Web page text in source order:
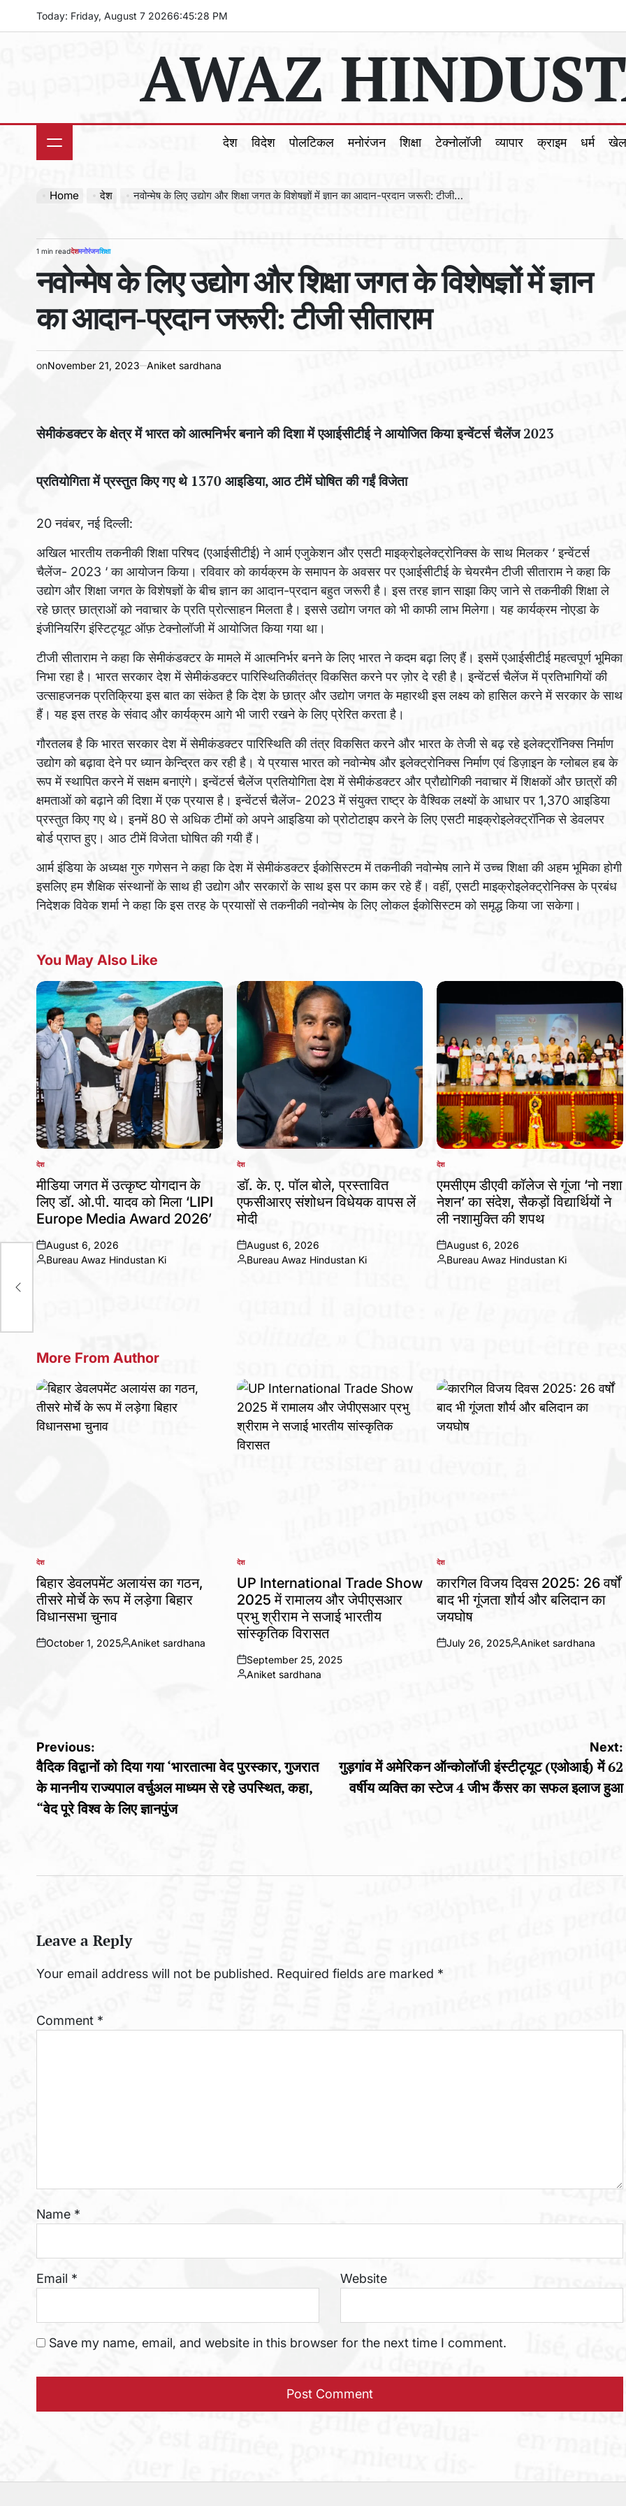
Today: Friday, August 7 20266:45:29 PM
AWAZ
देश विदेश पोलटिकल मनोरंजन शिक्षा टेक्नोलॉजी व्यापार क्राइम धर्म खेल
Home देश नवोन्मेष के लिए उद्योग और शिक्षा जगत के विशेषज्ञों में ज्ञान का आदान-प्रदान जरूरी: टीजी सीताराम
Estimated
time
1 min readPOSTED
देशमनोरंजनशिक्षा
नवोन्मेष के लिए उद्योग और शिक्षा जगत के विशेषज्ञों में ज्ञान
का आदान-प्रदान जरूरी: टीजी सीताराम
onNovember 21, 2023 Aniket sardhana
सेमीकंडक्टर के क्षेत्र में भारत को आत्मनिर्भर बनाने की दिशा में एआईसीटीई ने आयोजित किया इन्वेंटर्स चैलेंज 2023
प्रतियोगिता में प्रस्तुत किए गए थे 1370 आइडिया, आठ टीमें घोषित की गईं विजेता
20 नवंबर, नई दिल्ली:
अखिल भारतीय तकनीकी शिक्षा परिषद (एआईसीटीई) ने आर्म एजुकेशन और एसटी माइक्रोइलेक्ट्रोनिक्स के साथ मिलकर ‘ इन्वेंटर्स
चैलेंज- 2023 ‘ का आयोजन किया। रविवार को कार्यक्रम के समापन के अवसर पर एआईसीटीई के चेयरमैन टीजी सीताराम ने कहा कि
उद्योग और शिक्षा जगत के विशेषज्ञों के बीच ज्ञान का आदान-प्रदान बहुत जरूरी है। इस तरह ज्ञान साझा किए जाने से तकनीकी शिक्षा ले
रहे छात्र छात्राओं को नवाचार के प्रति प्रोत्साहन मिलता है। इससे उद्योग जगत को भी काफी लाभ मिलेगा। यह कार्यक्रम नोएडा के
इंजीनियरिंग इंस्टिट्यूट ऑफ़ टेक्नोलॉजी में आयोजित किया गया था।
टीजी सीताराम ने कहा कि सेमीकंडक्टर के मामले में आत्मनिर्भर बनने के लिए भारत ने कदम बढ़ा लिए हैं। इसमें एआईसीटीई महत्वपूर्ण भूमिका
निभा रहा है। भारत सरकार देश में सेमीकंडक्टर पारिस्थितिकीतंत्र विकसित करने पर ज़ोर दे रही है। इन्वेंटर्स चैलेंज में प्रतिभागियों की
उत्साहजनक प्रतिक्रिया इस बात का संकेत है कि देश के छात्र और उद्योग जगत के महारथी इस लक्ष्य को हासिल करने में सरकार के साथ
हैं। यह इस तरह के संवाद और कार्यक्रम आगे भी जारी रखने के लिए प्रेरित करता है।
गौरतलब है कि भारत सरकार देश में सेमीकंडक्टर पारिस्थिति की तंत्र विकसित करने और भारत के तेजी से बढ़ रहे इलेक्ट्रॉनिक्स निर्माण
उद्योग को बढ़ावा देने पर ध्यान केन्द्रित कर रही है। ये प्रयास भारत को नवोन्मेष और इलेक्ट्रोनिक्स निर्माण एवं डिज़ाइन के ग्लोबल हब के
रूप में स्थापित करने में सक्षम बनाएंगे। इन्वेंटर्स चैलेंज प्रतियोगिता देश में सेमीकंडक्टर और प्रौद्योगिकी नवाचार में शिक्षकों और छात्रों की
क्षमताओं को बढ़ाने की दिशा में एक प्रयास है। इन्वेंटर्स चैलेंज- 2023 में संयुक्त राष्ट्र के वैश्विक लक्ष्यों के आधार पर 1,370 आइडिया
प्रस्तुत किए गए थे। इनमें 80 से अधिक टीमों को अपने आइडिया को प्रोटोटाइप करने के लिए एसटी माइक्रोइलेक्ट्रॉनिक से डेवलपर
बोर्ड प्राप्त हुए। आठ टीमें विजेता घोषित की गयी हैं।
आर्म इंडिया के अध्यक्ष गुरु गणेसन ने कहा कि देश में सेमीकंडक्टर ईकोसिस्टम में तकनीकी नवोन्मेष लाने में उच्च शिक्षा की अहम भूमिका होगी
इसलिए हम शैक्षिक संस्थानों के साथ ही उद्योग और सरकारों के साथ इस पर काम कर रहे हैं। वहीं, एसटी माइक्रोइलेक्ट्रोनिक्स के प्रबंध
निदेशक विवेक शर्मा ने कहा कि इस तरह के प्रयासों से तकनीकी नवोन्मेष के लिए लोकल ईकोसिस्टम को समृद्ध किया जा सकेगा।
You May Also Like
POSTED
IN
देश
मीडिया जगत में उत्कृष्ट योगदान के
लिए डॉ. ओ.पी. यादव को मिला ‘LIPI
Europe Media Award 2026’
on
August 6, 2026
Posted
Bureau Awaz Hindustan Ki
POSTED
देश
डॉ. के. ए. पॉल बोले, प्रस्तावित
एफसीआरए संशोधन विधेयक वापस लें
मोदी
on
August 6, 2026
Posted
Bureau Awaz Hindustan Ki
POSTED
देश
एमसीएम डीएवी कॉलेज से गूंजा ‘नो नशा
नेशन’ का संदेश, सैकड़ों विद्यार्थियों ने
ली नशामुक्ति की शपथ
on
August 6, 2026
Posted
Bureau Awaz Hindustan Ki
More From Author
POSTED
IN
देश
बिहार डेवलपमेंट अलायंस का गठन,
तीसरे मोर्चे के रूप में लड़ेगा बिहार
विधानसभा चुनाव
on
October 1, 2025
Posted
Aniket sardhana
POSTED
IN
देश
UP International Trade Show
2025 में रामालय और जेपीएसआर
प्रभु श्रीराम ने सजाई भारतीय
सांस्कृतिक विरासत
on
September 25, 2025
Posted
Aniket sardhana
POSTED
देश
कारगिल विजय दिवस 2025: 26 वर्षों
बाद भी गूंजता शौर्य और बलिदान का
जयघोष
on
July 26, 2025
Posted
Aniket sardhana
Post
navigation
Previous:
वैदिक विद्वानों को दिया गया ‘भारतात्मा वेद पुरस्कार, गुजरात
के माननीय राज्यपाल वर्चुअल माध्यम से रहे उपस्थित, कहा,
“वेद पूरे विश्व के लिए ज्ञानपुंज
Next:
गुड़गांव में अमेरिकन ऑन्कोलॉजी इंस्टीट्यूट (एओआई) में 62
वर्षीय व्यक्ति का स्टेज 4 जीभ कैंसर का सफल इलाज हुआ
Leave a Reply
Your email address will not be published. Required fields are marked *
Comment *
Name *
Email * Website
Save my name, email, and website in this browser for the next time I comment.